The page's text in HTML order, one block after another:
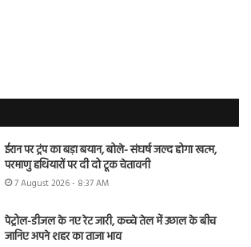
ईरान पर ट्रंप का बड़ा बयान, बोले- संघर्ष जल्द होगा खत्म,
परमाणु हथियारों पर दी दो टूक चेतावनी
7 August 2026 - 8:37 AM
पेट्रोल-डीजल के नए रेट जारी, कच्चे तेल में उछाल के बीच
जानिए अपने शहर का ताजा भाव